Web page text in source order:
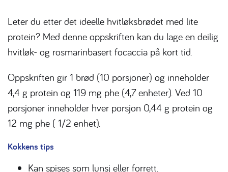
Leter du etter det ideelle hvitløksbrødet med lite
protein? Med denne oppskriften kan du lage en deilig
hvitløk- og rosmarinbasert focaccia på kort tid.
Oppskriften gir 1 brød (10 porsjoner) og inneholder
4,4 g protein og 119 mg phe (4,7 enheter). Ved 10
porsjoner inneholder hver porsjon 0,44 g protein og
12 mg phe ( 1/2 enhet).
Kokkens tips
Kan spises som lunsj eller forrett.